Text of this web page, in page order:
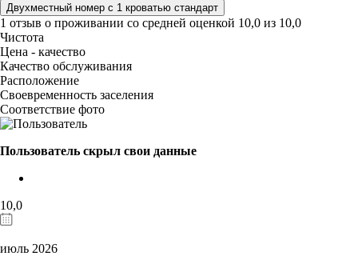
Двухместный номер с 1 кроватью стандарт
1 отзыв о проживании со средней оценкой 10,0 из 10,0
Чистота
Цена - качество
Качество обслуживания
Расположение
Своевременность заселения
Соответствие фото
Пользователь скрыл свои данные
10,0
июль 2026